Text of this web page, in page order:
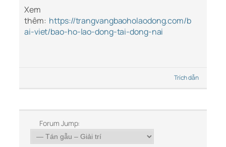
Xem
thêm: https://trangvangbaoholaodong.com/b
ai-viet/bao-ho-lao-dong-tai-dong-nai
Trích dẫn
Forum Jump: